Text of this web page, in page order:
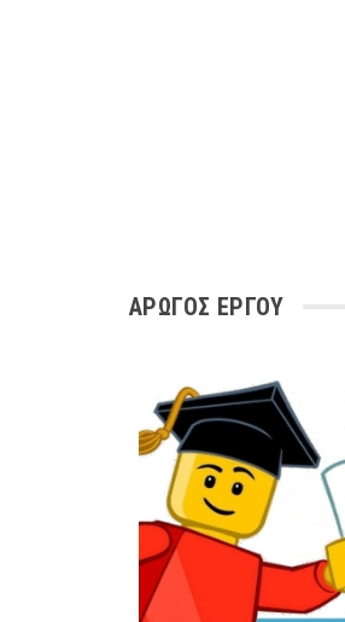
ΑΡΩΓΌΣ ΈΡΓΟΥ